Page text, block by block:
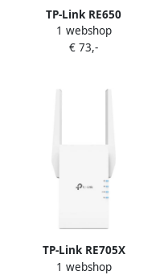
TP-Link RE650
1 webshop
€ 73,-
TP-Link RE705X
1 webshop